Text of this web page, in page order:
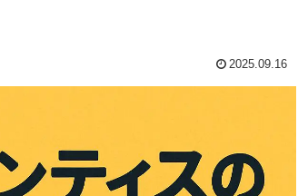
2025.09.16